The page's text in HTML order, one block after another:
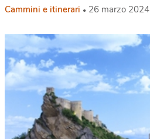
Cammini e itinerari 26 marzo 2024